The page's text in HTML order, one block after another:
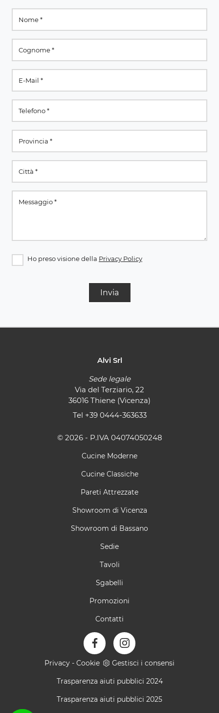
Ho preso visione della Privacy Policy
Invia
Alvi Srl
Sede legale
Via del Terziario, 22
36016 Thiene (Vicenza)
Tel +39 0444-363633
© 2026 - P.IVA 04074050248
Cucine Moderne
Cucine Classiche
Pareti Attrezzate
Showroom di Vicenza
Showroom di Bassano
Sedie
Tavoli
Sgabelli
Promozioni
Contatti
Privacy - Cookie Gestisci i consensi
Trasparenza aiuti pubblici 2024
Trasparenza aiuti pubblici 2025